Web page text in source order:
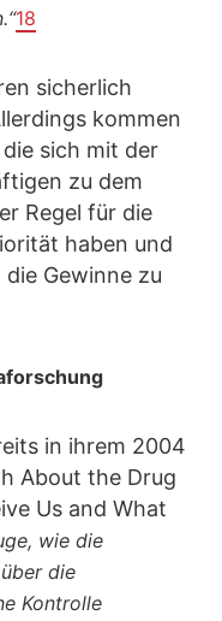
18
sicherlich
kommen
sich mit der
zu dem
Regel für die
haben und
Gewinne zu
in ihrem 2004
About the Drug
Us and What
wie die
die
Kontrolle